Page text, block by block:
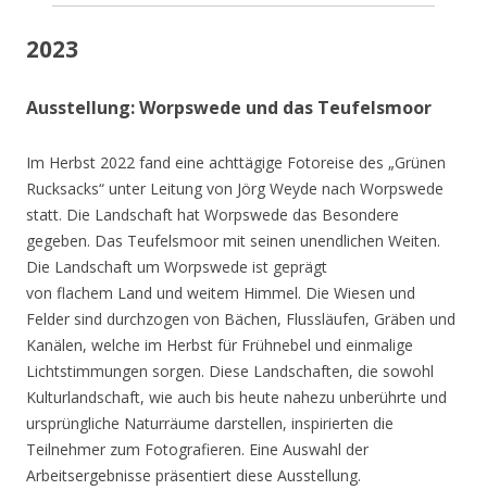
2023
Ausstellung: Worpswede und das Teufelsmoor
Im Herbst 2022 fand eine achttägige Fotoreise des „Grünen
Rucksacks“ unter Leitung von Jörg Weyde nach Worpswede
statt. Die Landschaft hat Worpswede das Besondere
gegeben. Das Teufelsmoor mit seinen unendlichen Weiten.
Die Landschaft um Worpswede ist geprägt
von flachem Land und weitem Himmel. Die Wiesen und
Felder sind durchzogen von Bächen, Flussläufen, Gräben und
Kanälen, welche im Herbst für Frühnebel und einmalige
Lichtstimmungen sorgen. Diese Landschaften, die sowohl
Kulturlandschaft, wie auch bis heute nahezu unberührte und
ursprüngliche Naturräume darstellen, inspirierten die
Teilnehmer zum Fotografieren. Eine Auswahl der
Arbeitsergebnisse präsentiert diese Ausstellung.